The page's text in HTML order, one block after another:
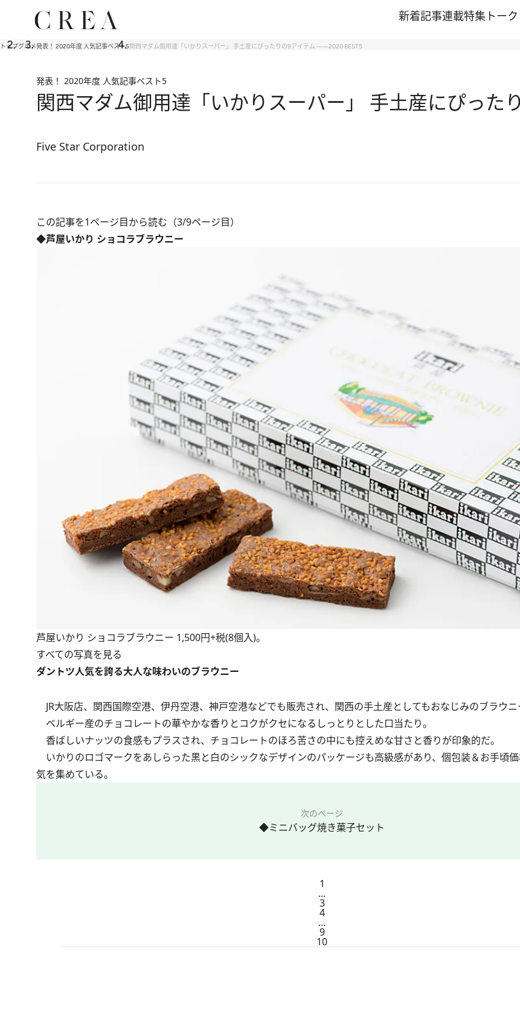
新着記事連載特集 トー
トップグルメ発表！ 2020年度 人気記事ベスト5関西マダム御用達「いかりスーパー」 手土産にぴったりの9アイテム ――2020 BEST5
発表！ 2020年度 人気記事ベスト5
関西マダム御用達「いかりスーパー」 手土産にぴっ
Five Star Corporation
この記事を1ページ目から読む（3/9ページ目）
◆芦屋いかり ショコラブラウニー
芦屋いかり ショコラブラウニー 1,500円+税(8個入)。
すべての写真を見る
ダントツ人気を誇る大人な味わいのブラウニー
JR大阪店、関西国際空港、伊丹空港、神戸空港などでも販売され、関西の手土産としてもおなじみのブラウニ
ベルギー産のチョコレートの華やかな香りとコクがクセになるしっとりとした口当たり。
香ばしいナッツの食感もプラスされ、チョコレートのほろ苦さの中にも控えめな甘さと香りが印象的だ。
いかりのロゴマークをあしらった黒と白のシックなデザインのパッケージも高級感があり、個包装＆お手頃
気を集めている。
次のページ
◆ミニバッグ焼き菓子セット
1
...
3
4
...
9
10